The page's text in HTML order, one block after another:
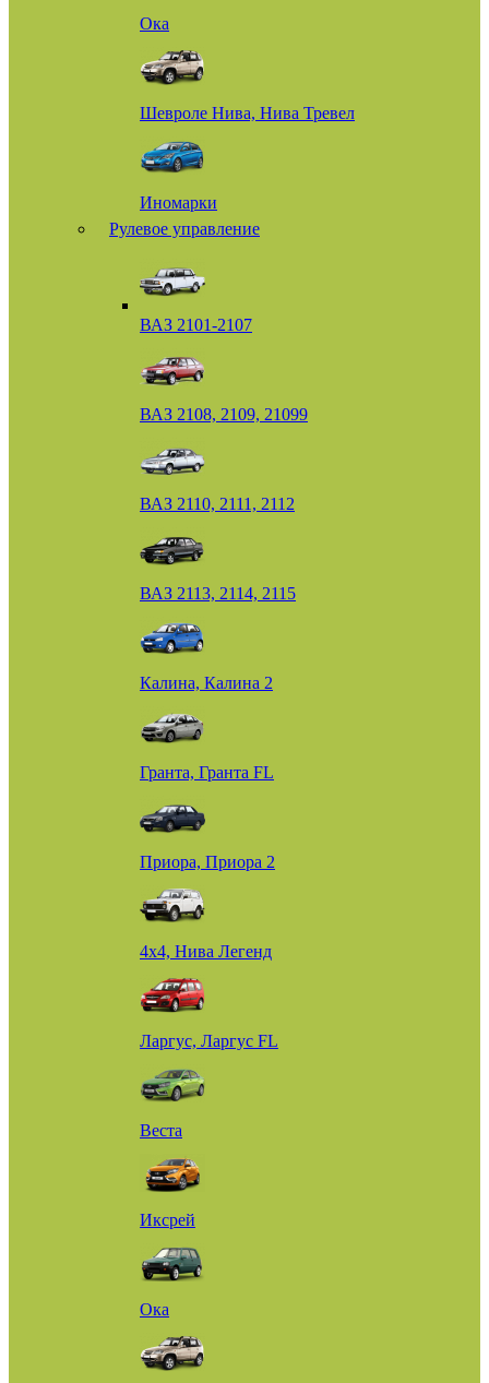
Ока
Шевроле Нива, Нива Тревел
Иномарки
Рулевое управление
ВАЗ 2101-2107
ВАЗ 2108, 2109, 21099
ВАЗ 2110, 2111, 2112
ВАЗ 2113, 2114, 2115
Калина, Калина 2
Гранта, Гранта FL
Приора, Приора 2
4х4, Нива Легенд
Ларгус, Ларгус FL
Веста
Иксрей
Ока